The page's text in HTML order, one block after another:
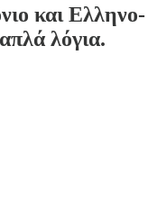
και Ελληνο-
λόγια.